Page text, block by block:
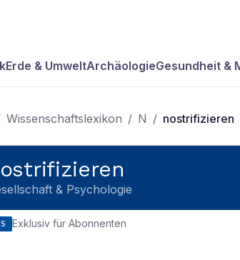
Erde & UmweltArchäologieGesundheit &
Wissenschaftslexikon / N / nostrifizieren
& Psychologie
Exklusiv für Abonnenten